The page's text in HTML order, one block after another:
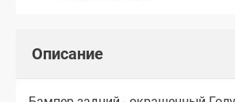
Описание